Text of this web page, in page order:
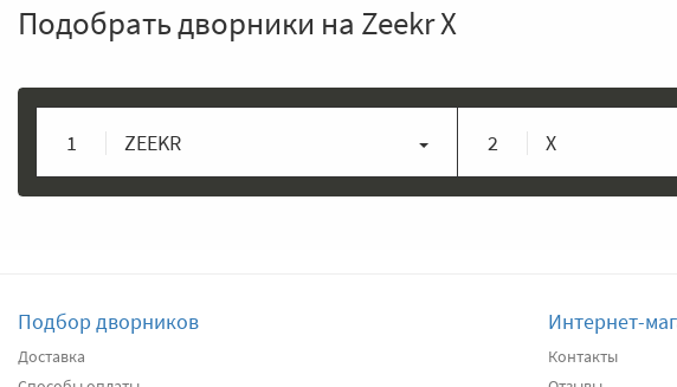
Подобрать дворники на Zeekr X
1 ZEEKR 2 X
Подбор дворников
Доставка
Интернет-
Контакты